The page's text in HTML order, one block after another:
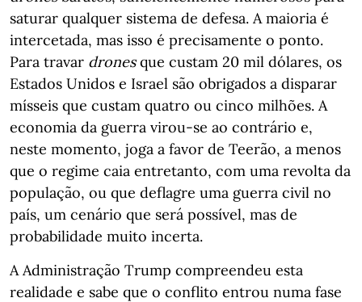
saturar qualquer sistema de defesa. A maioria é
intercetada, mas isso é precisamente o ponto.
Para travar dronesque custam 20 mil dólares, os
Estados Unidos e Israel são obrigados a disparar
mísseis que custam quatro ou cinco milhões. A
economia da guerra virou-se ao contrário e,
neste momento, joga a favor de Teerão, a menos
que o regime caia entretanto, com uma revolta da
população, ou que deflagre uma guerra civil no
país, um cenário que será possível, mas de
probabilidade muito incerta.
A Administração Trump compreendeu esta
realidade e sabe que o conflito entrou numa fase